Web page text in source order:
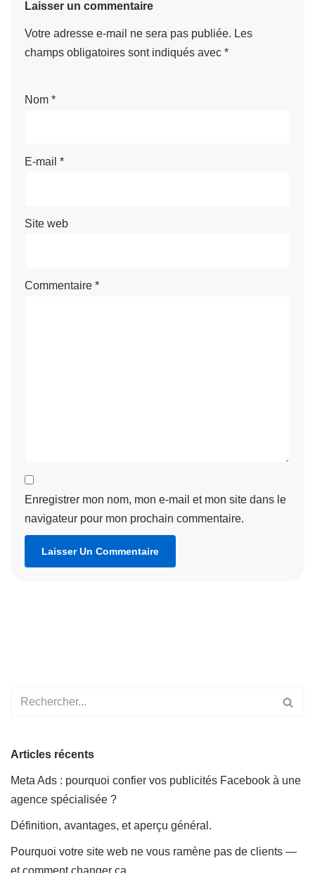
Laisser un commentaire
Votre adresse e-mail ne sera pas publiée. Les
champs obligatoires sont indiqués avec *
Nom *
E-mail *
Site web
Commentaire *
Enregistrer mon nom, mon e-mail et mon site dans le
navigateur pour mon prochain commentaire.
Articles récents
Meta Ads : pourquoi confier vos publicités Facebook à une
agence spécialisée ?
Définition, avantages, et aperçu général.
Pourquoi votre site web ne vous ramène pas de clients —
et comment changer ça